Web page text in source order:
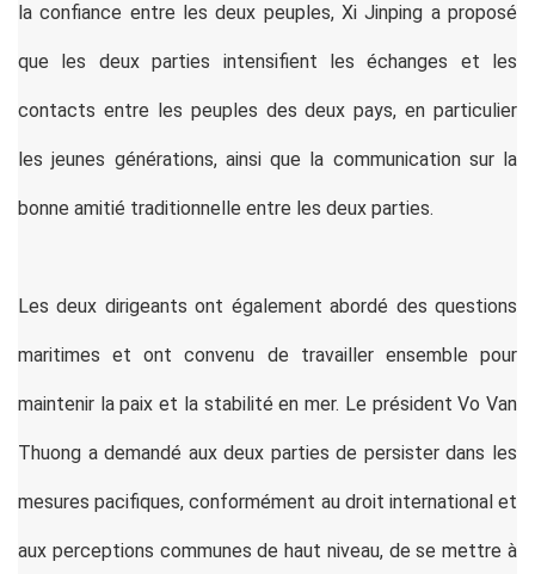
la confiance entre les deux peuples, Xi Jinping a proposé
que les deux parties intensifient les échanges et les
contacts entre les peuples des deux pays, en particulier
les jeunes générations, ainsi que la communication sur la
bonne amitié traditionnelle entre les deux parties.
Les deux dirigeants ont également abordé des questions
maritimes et ont convenu de travailler ensemble pour
maintenir la paix et la stabilité en mer. Le président Vo Van
Thuong a demandé aux deux parties de persister dans les
mesures pacifiques, conformément au droit international et
aux perceptions communes de haut niveau, de se mettre à